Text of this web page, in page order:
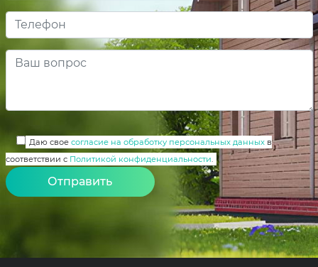
Даю свое согласие на обработку персональных данныхв
соответствии с Политикой конфиденциальности.